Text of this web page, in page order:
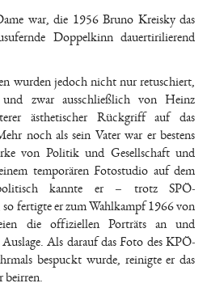
war, die 1956 Bruno Kreisky das
Doppelkinn dauertirilierend
wurden jedoch nicht nur retuschiert,
zwar ausschließlich von Heinz
ästhetischer Rückgriff auf das
noch als sein Vater war er bestens
von Politik und Gesellschaft und
temporären Fotostudio auf dem
kannte er – trotz SPÖ-
fertigte er zum Wahlkampf 1966 von
die offiziellen Porträts an und
Als darauf das Foto des KPÖ-
bespuckt wurde, reinigte er das
beirren.